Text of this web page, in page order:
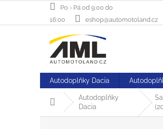
Po - Pá od 9:00 do
16:00
eshop@automotoland.cz
Autodoplňky Dacia
Domů
Autodoplňky
Dacia